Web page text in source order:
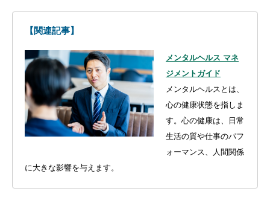
【関連記事】
メンタルヘルス マネ
ジメントガイド
メンタルヘルスとは、
心の健康状態を指しま
す。心の健康は、日常
生活の質や仕事のパフ
ォーマンス、人間関係
に大きな影響を与えます。